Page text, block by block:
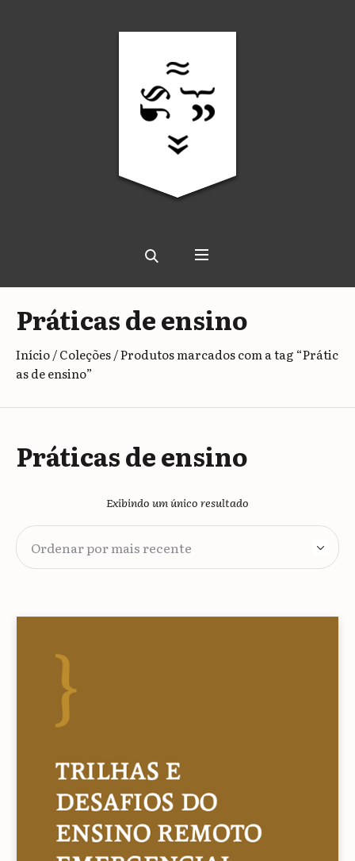
Práticas de ensino
Início/Coleções/ Produtos marcados com a tag “Prátic
as de ensino”
Práticas de ensino
Exibindo um único resultado